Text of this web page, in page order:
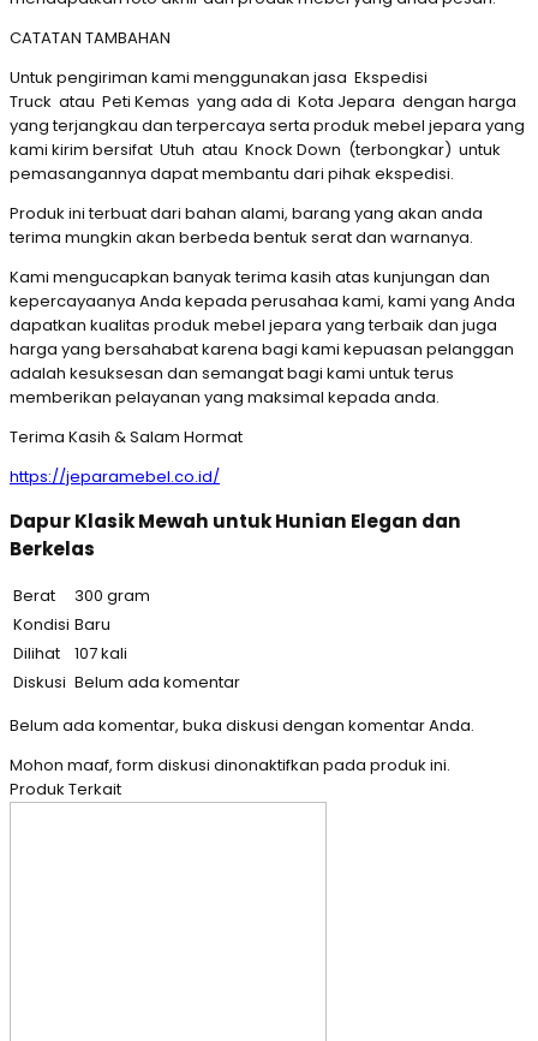
CATATAN TAMBAHAN
Untuk pengiriman kami menggunakan jasa Ekspedisi
Truck atau Peti Kemas yang ada di Kota Jepara dengan harga
yang terjangkau dan terpercaya serta produk mebel jepara yang
kami kirim bersifat Utuh atau Knock Down (terbongkar) untuk
pemasangannya dapat membantu dari pihak ekspedisi.
Produk ini terbuat dari bahan alami, barang yang akan anda
terima mungkin akan berbeda bentuk serat dan warnanya.
Kami mengucapkan banyak terima kasih atas kunjungan dan
kepercayaanya Anda kepada perusahaa kami, kami yang Anda
dapatkan kualitas produk mebel jepara yang terbaik dan juga
harga yang bersahabat karena bagi kami kepuasan pelanggan
adalah kesuksesan dan semangat bagi kami untuk terus
memberikan pelayanan yang maksimal kepada anda.
Terima Kasih & Salam Hormat
https://jeparamebel.co.id/
Dapur Klasik Mewah untuk Hunian Elegan dan
Berkelas
Berat
300 gram
Kondisi Baru
Dilihat
107 kali
Diskusi Belum ada komentar
Belum ada komentar, buka diskusi dengan komentar Anda.
Mohon maaf, form diskusi dinonaktifkan pada produk ini.
Produk Terkait